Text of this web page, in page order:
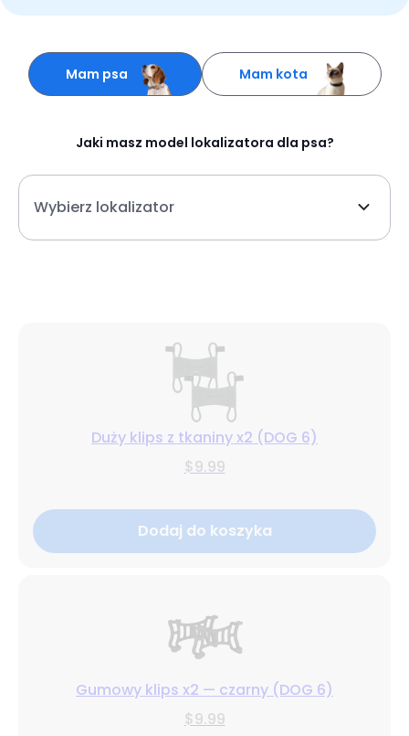
Mam psa Mam kota
Jaki masz model lokalizatora dla psa?
Wybierz lokalizator
Duży klips z tkaniny x2 (DOG 6)
$9.99
Dodaj do koszyka
Gumowy klips x2 — czarny (DOG 6)
$9.99